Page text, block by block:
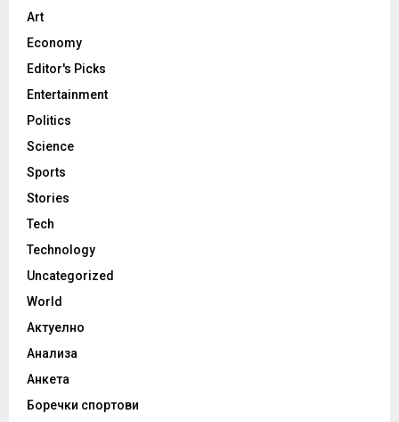
Art
Economy
Editor's Picks
Entertainment
Politics
Science
Sports
Stories
Tech
Technology
Uncategorized
World
Актуелно
Анализа
Анкета
Боречки спортови